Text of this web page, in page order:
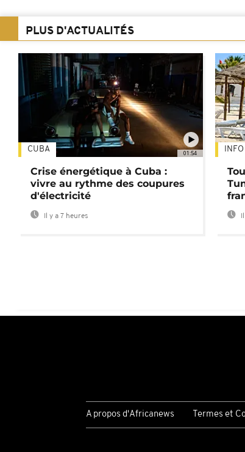
PLUS D'ACTUALITÉS
01:54
CUBA
Crise énergétique à Cuba :
vivre au rythme des coupures
d'électricité
Il y a 7 heures
INFO
A propos d'Africanews Termes et